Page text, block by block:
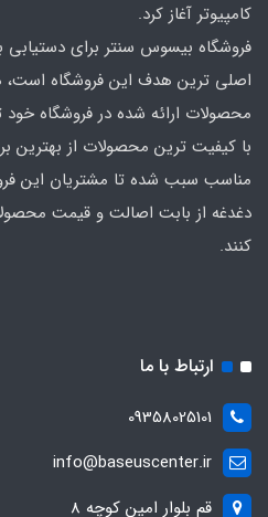
کامپیوتر آغاز کرد.
فروشگاه بیسوس سنتر برای
اصلی‌ ترین هدف این فروشگاه است،
محصولات ارائه شده در فروشگاه خود
با کیفیت‌ ترین محصولات از بهترین
مناسب سبب شده تا مشتریان این
دغدغه از بابت اصالت و قیمت
کنند.
ارتباط با ما
09358025101
info@baseuscenter.ir
قم بلوار امین کوچه 8